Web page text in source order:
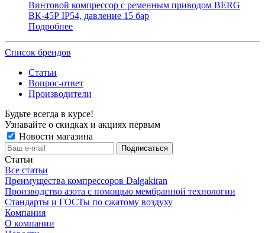
Винтовой компрессор с ременным приводом BERG
ВК-45Р IP54, давление 15 бар
Подробнее
Список брендов
Статьи
Вопрос-ответ
Производители
Будьте всегда в курсе!
Узнавайте о скидках и акциях первым
Новости магазина
Статьи
Все статьи
Преимущества компрессоров Dalgakiran
Производство азота с помощью мембранной технологии
Стандарты и ГОСТы по сжатому воздуху
Компания
О компании